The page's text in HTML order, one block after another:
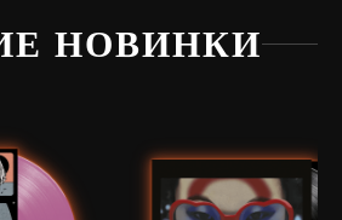
НОВИНКИ